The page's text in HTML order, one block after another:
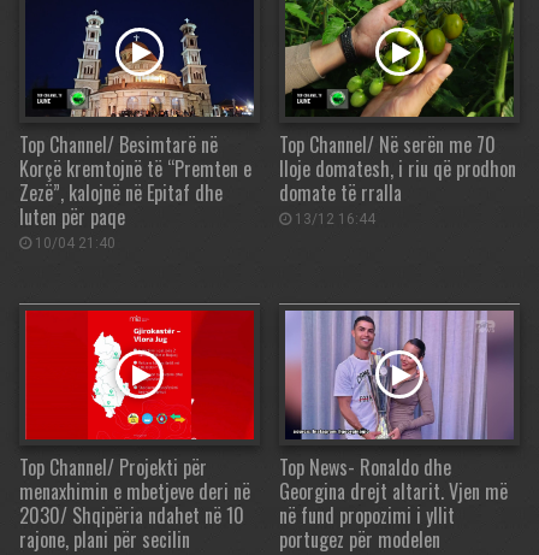
Top Channel/ Besimtarë në
Korçë kremtojnë të “Premten e
Zezë”, kalojnë në Epitaf dhe
luten për paqe
10/04 21:40
Top Channel/ Në serën me 70
lloje domatesh, i riu që prodhon
domate të rralla
13/12 16:44
Top Channel/ Projekti për
menaxhimin e mbetjeve deri në
2030/ Shqipëria ndahet në 10
rajone, plani për secilin
Top News- Ronaldo dhe
Georgina drejt altarit. Vjen më
në fund propozimi i yllit
portugez për modelen